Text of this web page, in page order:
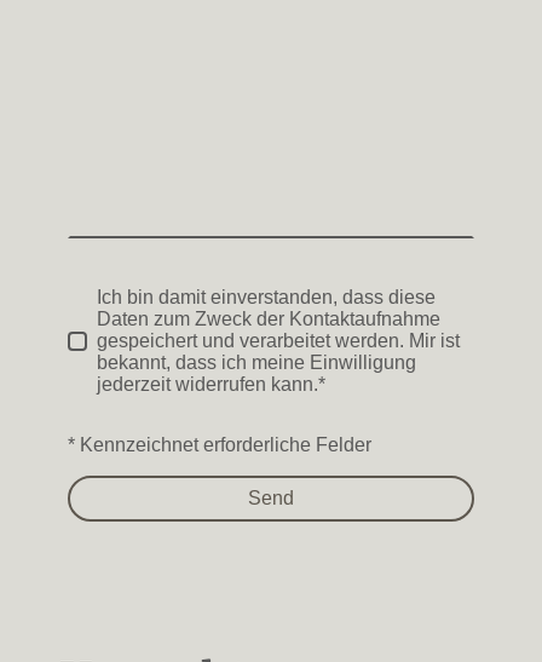
Ich bin damit einverstanden, dass diese
Daten zum Zweck der Kontaktaufnahme
gespeichert und verarbeitet werden. Mir ist
bekannt, dass ich meine Einwilligung
jederzeit widerrufen kann.*
* Kennzeichnet erforderliche Felder
Send